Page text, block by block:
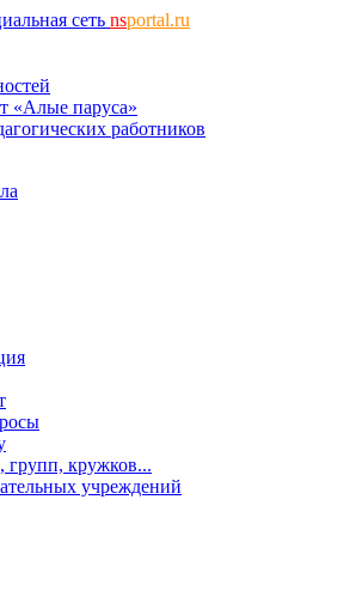
сеть nsportal.ru
«Алые паруса»
работников
групп, кружков...
учреждений